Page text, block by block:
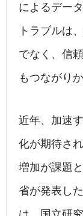
によるデー
トラブルは
でなく、信
もつながり
近年、加速
化が期待さ
増加が課題
省が発表し